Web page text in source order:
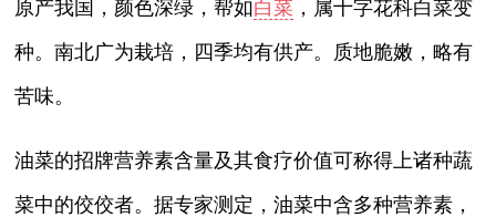
原产我国，颜色深绿，帮如白菜 ，属十字花科白菜变
种。南北广为栽培，四季均有供产。质地脆嫩，略有
苦味。
油菜的招牌营养素含量及其食疗价值可称得上诸种蔬
菜中的佼佼者。据专家测定，油菜中含多种营养素，